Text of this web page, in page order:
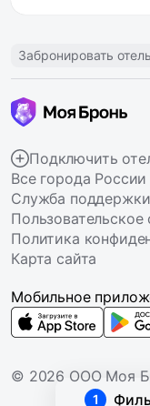
1
Забронировать отель
Подключить
Все города России
Служба поддержки
Пользовательское
Политика
Карта сайта
© 2026 ООО Моя
Мобильное